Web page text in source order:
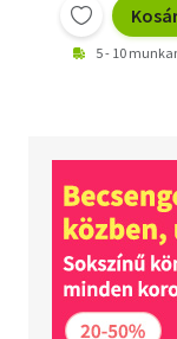
5 - 10